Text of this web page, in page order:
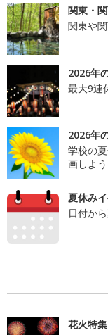
関東・
関東や
2026年
最大9連
2026年
学校の
画しよう
夏休み
日付か
花火特